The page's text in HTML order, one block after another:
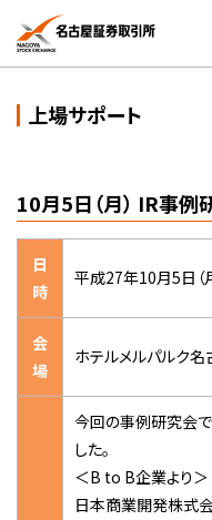
上場サポート
10月5日（月） IR事例
日
時
平成27年10月5日（
会
場
ホテルメルパルク名
今回の事例研究会
した。
＜B to B企業より＞
日本商業開発株式